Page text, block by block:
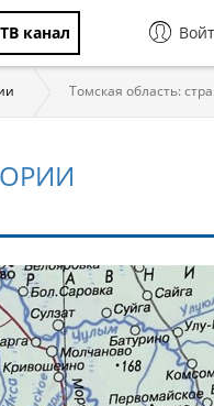
ТВ канал
Томская область: